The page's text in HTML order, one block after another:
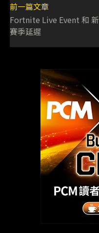
前一篇文章
Fortnite Live Event 和 新
賽季延遲